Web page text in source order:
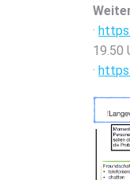
·
19.50
·